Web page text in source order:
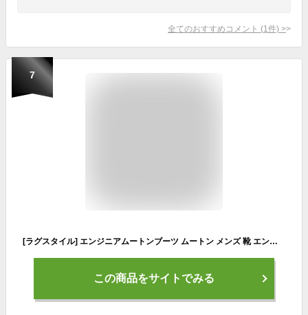
全てのおすすめコメント (1 件) >
7
[ラグスタイル] エンジニアムートンブーツ ムートン メンズ 靴 エンジニアブーツ ボア ブラック25.5cm～26cm(S)
この商品をサイトでみる